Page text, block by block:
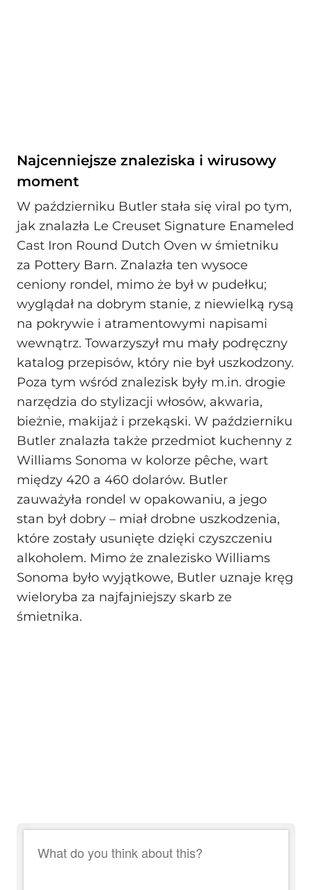
Najcenniejsze znaleziska i wirusowy
moment
W październiku Butler stała się viral po tym,
jak znalazła Le Creuset Signature Enameled
Cast Iron Round Dutch Oven w śmietniku
za Pottery Barn. Znalazła ten wysoce
ceniony rondel, mimo że był w pudełku;
wyglądał na dobrym stanie, z niewielką rysą
na pokrywie i atramentowymi napisami
wewnątrz. Towarzyszył mu mały podręczny
katalog przepisów, który nie był uszkodzony.
Poza tym wśród znalezisk były m.in. drogie
narzędzia do stylizacji włosów, akwaria,
bieżnie, makijaż i przekąski. W październiku
Butler znalazła także przedmiot kuchenny z
Williams Sonoma w kolorze pêche, wart
między 420 a 460 dolarów. Butler
zauważyła rondel w opakowaniu, a jego
stan był dobry – miał drobne uszkodzenia,
które zostały usunięte dzięki czyszczeniu
alkoholem. Mimo że znalezisko Williams
Sonoma było wyjątkowe, Butler uznaje kręg
wieloryba za najfajniejszy skarb ze
śmietnika.